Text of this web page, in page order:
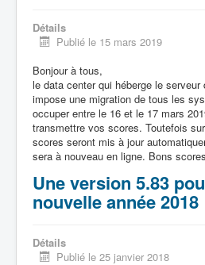
Détails
Publié le 15 mars 2019
Bonjour à tous,
le data center qui héberge le
impose une migration de tous les
occuper entre le 16 et le 17 mars
transmettre vos scores. Toutefois
scores seront mis à jour
sera à nouveau en ligne. Bons
Une version 5.83
nouvelle année 2018
Détails
Publié le 25 janvier 2018